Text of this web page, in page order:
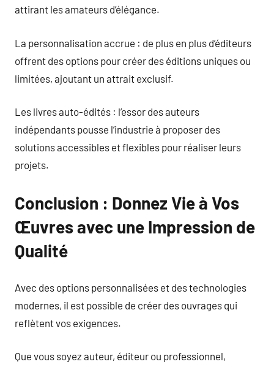
attirant les amateurs d’élégance.
La personnalisation accrue : de plus en plus d’éditeurs
offrent des options pour créer des éditions uniques ou
limitées, ajoutant un attrait exclusif.
Les livres auto-édités : l’essor des auteurs
indépendants pousse l’industrie à proposer des
solutions accessibles et flexibles pour réaliser leurs
projets.
Conclusion : Donnez Vie à Vos
Œuvres avec une Impression de
Qualité
Avec des options personnalisées et des technologies
modernes, il est possible de créer des ouvrages qui
reflètent vos exigences.
Que vous soyez auteur, éditeur ou professionnel,